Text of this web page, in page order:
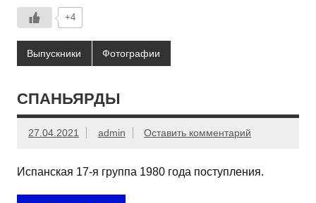
+4
Выпускники Фотографии
СПАНЬЯРДЫ
27.04.2021 admin Оставить комментарий
Испанская 17-я группа 1980 года поступления.